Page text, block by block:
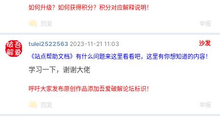
如何升级？如何获得积分？积分对应解释说明！
回复 举报
沙发
tulei2522563 2023-11-21 11:03
《站点帮助文档》有什么问题来这里看看吧，这里有你想知道的内容！
学习一下，谢谢大佬
呼吁大家发布原创作品添加吾爱破解论坛标识！
回复 举报